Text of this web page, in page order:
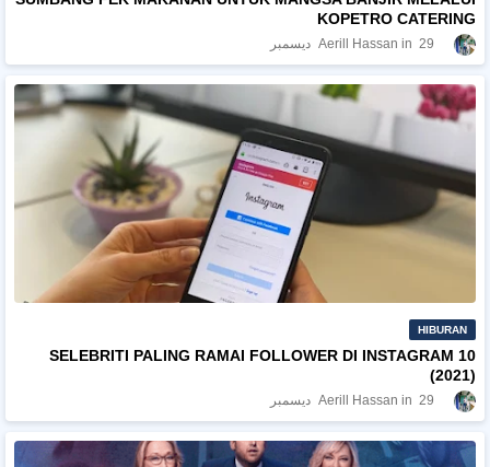
KOPETRO CATERING
Aerill Hassan 29 ديسمبر
HIBURAN
10 SELEBRITI PALING RAMAI FOLLOWER DI INSTAGRAM
(2021)
Aerill Hassan 29 ديسمبر